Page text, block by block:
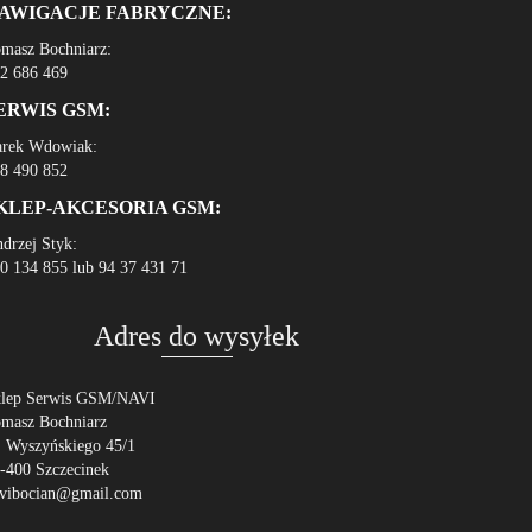
FABRYCZNE:
Bochniarz:
686 469
GSM:
Wdowiak:
490 852
AKCESORIA GSM:
Styk:
134 855 lub 94 37 431 71
Adres do wysyłek
Serwis GSM/NAVI
Bochniarz
Wyszyńskiego 45/1
400 Szczecinek